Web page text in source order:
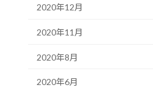
2020年12月
2020年11月
2020年8月
2020年6月